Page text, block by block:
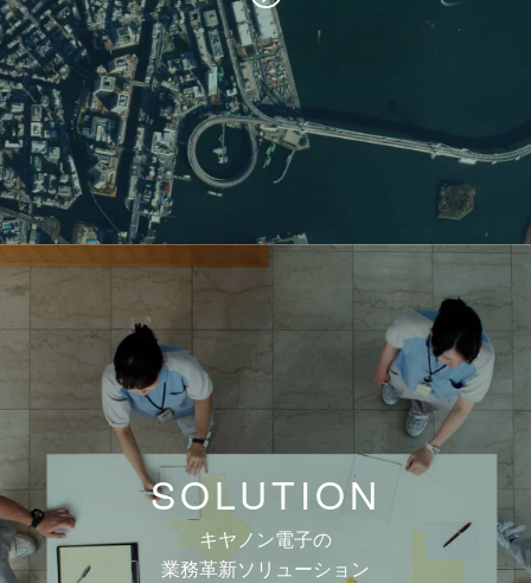
SOLUTION
キヤノン電子の
業務革新ソリューション